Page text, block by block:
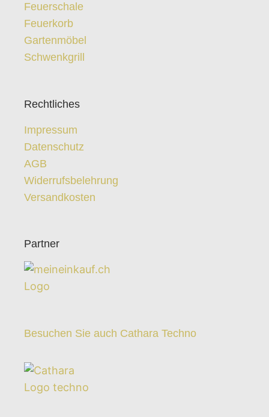
Feuerschale
Feuerkorb
Gartenmöbel
Schwenkgrill
Rechtliches
Impressum
Datenschutz
AGB
Widerrufsbelehrung
Versandkosten
Partner
Besuchen Sie auch Cathara Techno